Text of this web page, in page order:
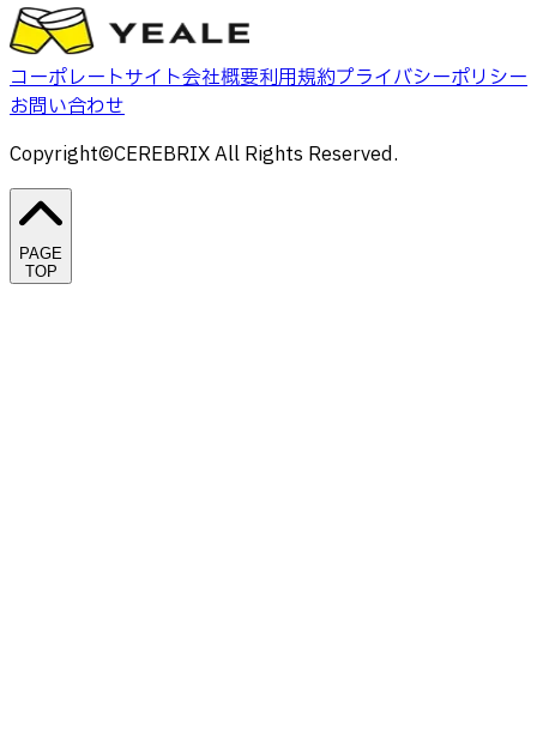
コーポレートサイト会社概要利用規約プライバシーポリシー
お問い合わせ
Copyright©CEREBRIX All Rights Reserved.
PAGE
TOP